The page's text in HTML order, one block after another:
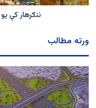
ننګرهار کې
ورته مطالب